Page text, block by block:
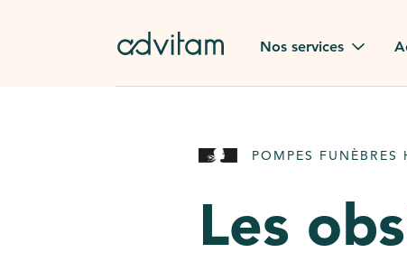
Nos services
Rapatriement à
Pierre tombale
POMPES FUNÈBRES
Les